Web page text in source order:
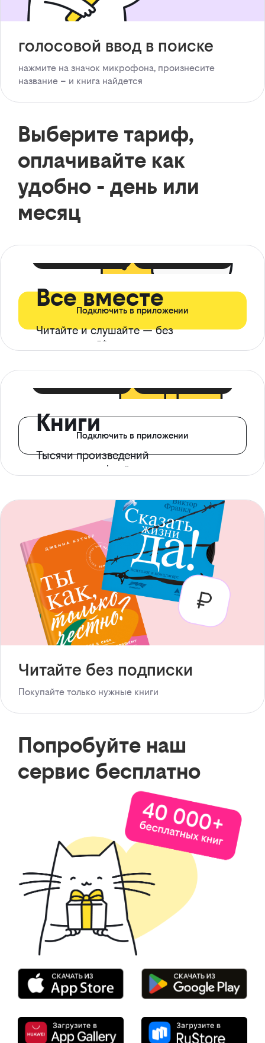
голосовой ввод в поиске
нажмите на значок микрофона, произнесите
название – и книга найдется
Выберите тариф,
оплачивайте как
удобно - день или
месяц
Все вместе
Читайте и слушайте — без
ограничений*
Подключить в приложении
Книги
Тысячи произведений
с доступом офлайн
Подключить в приложении
Читайте без подписки
Покупайте только нужные книги
Попробуйте наш
сервис бесплатно